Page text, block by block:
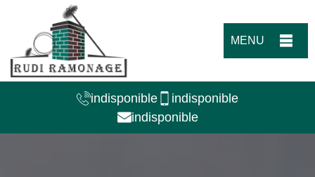
MENU
indisponible
indisponible
indisponible